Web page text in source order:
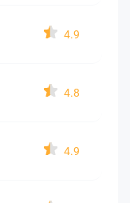
4.9
4.8
4.9